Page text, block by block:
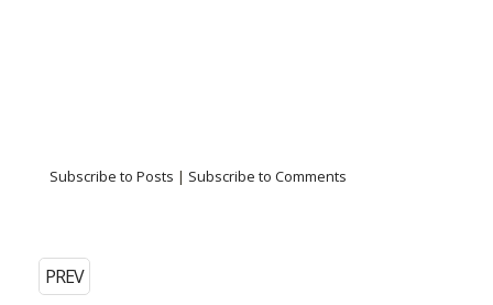
Subscribe to Posts | Subscribe to Comments
PREV